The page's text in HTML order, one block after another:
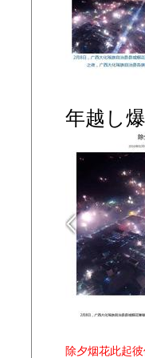
年越し
除夕烟花此起